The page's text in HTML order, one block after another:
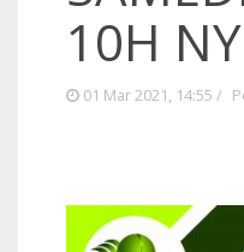
10H
01 Mar 2021, 14:55 /